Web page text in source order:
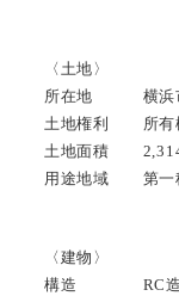
〈土地〉
所在地 横浜市
土地権利 所有
土地面積
用途地域 第一
〈建物〉
構造 RC造地